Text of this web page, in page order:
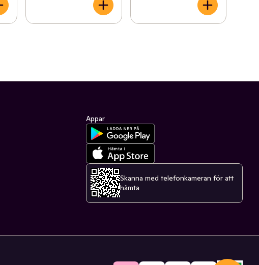
Appar
Skanna med telefonkameran för att
hämta